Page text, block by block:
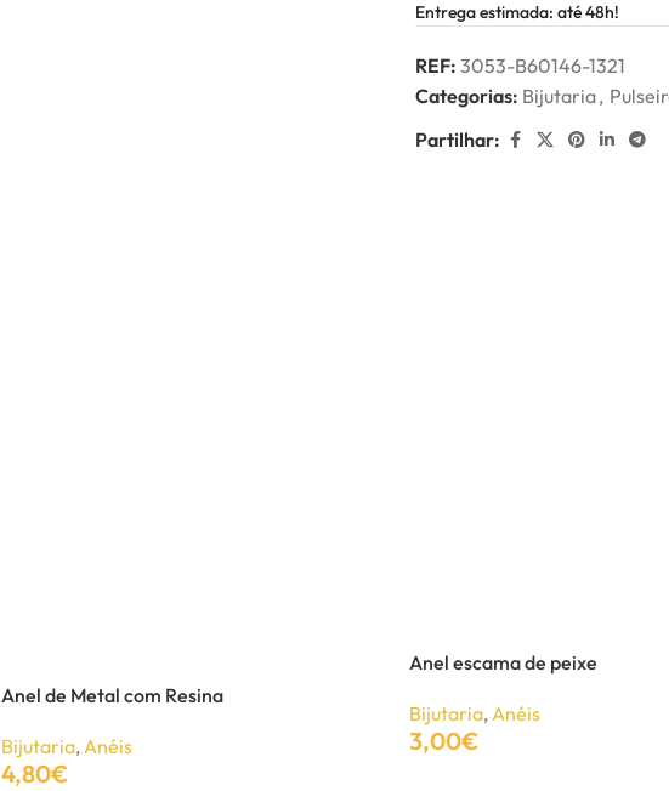
Entrega estimada: até 48h!
REF: 3053-B60146-1321
Categorias: Bijutaria,
Partilhar:
Anel de Metal com Resina
Bijutaria,Anéis
4,80€
Anel escama de peixe
Bijutaria,Anéis
3,00€